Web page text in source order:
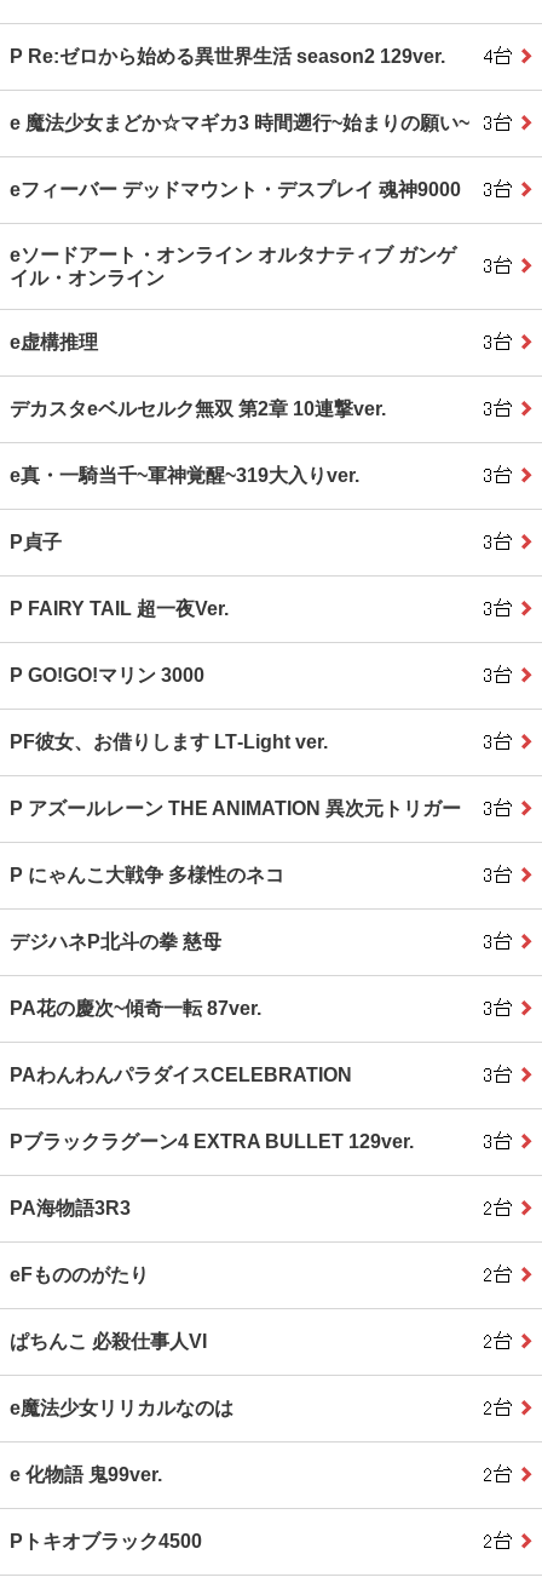
P Re:ゼロから始める異世界生活 season2 129ver.
e 魔法少女まどか☆マギカ3 時間遡行~始まりの願い~
eフィーバー デッドマウント・デスプレイ 魂神9000
eソードアート・オンライン オルタナティブ ガンゲ
イル・オンライン
e虚構推理
デカスタeベルセルク無双 第2章 10連撃ver.
e真・一騎当千~軍神覚醒~319大入りver.
P貞子
P FAIRY TAIL 超一夜Ver.
P GO!GO!マリン 3000
PF彼女、お借りします LT‐Light ver.
P アズールレーン THE ANIMATION 異次元トリガー
P にゃんこ大戦争 多様性のネコ
デジハネP北斗の拳 慈母
PA花の慶次~傾奇一転 87ver.
PAわんわんパラダイスCELEBRATION
Pブラックラグーン4 EXTRA BULLET 129ver.
PA海物語3R3
eFもののがたり
ぱちんこ 必殺仕事人VI
e魔法少女リリカルなのは
e 化物語 鬼99ver.
Pトキオブラック4500